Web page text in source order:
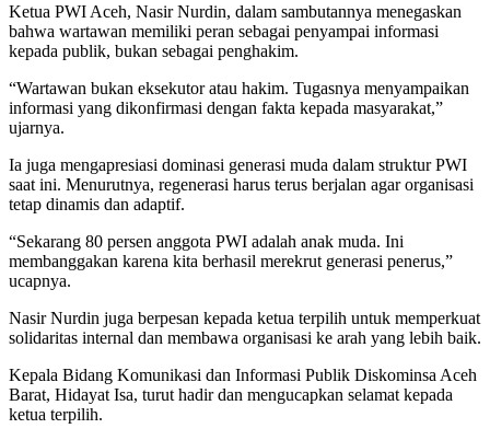
Ketua PWI Aceh, Nasir Nurdin, dalam sambutannya menegaskan
bahwa wartawan memiliki peran sebagai penyampai informasi
kepada publik, bukan sebagai penghakim.
“Wartawan bukan eksekutor atau hakim. Tugasnya menyampaikan
informasi yang dikonfirmasi dengan fakta kepada masyarakat,”
ujarnya.
Ia juga mengapresiasi dominasi generasi muda dalam struktur PWI
saat ini. Menurutnya, regenerasi harus terus berjalan agar organisasi
tetap dinamis dan adaptif.
“Sekarang 80 persen anggota PWI adalah anak muda. Ini
membanggakan karena kita berhasil merekrut generasi penerus,”
ucapnya.
Nasir Nurdin juga berpesan kepada ketua terpilih untuk memperkuat
solidaritas internal dan membawa organisasi ke arah yang lebih baik.
Kepala Bidang Komunikasi dan Informasi Publik Diskominsa Aceh
Barat, Hidayat Isa, turut hadir dan mengucapkan selamat kepada
ketua terpilih.